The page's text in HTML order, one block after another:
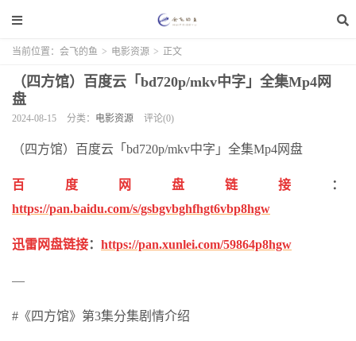
当前位置： 会飞的鱼 > 电影资源 > 正文
（四方馆）百度云「bd720p/mkv中字」全集Mp4网
盘
2024-08-15 分类： 电影资源 评论(0)
（四方馆）百度云「bd720p/mkv中字」全集Mp4网盘
百度网盘链接
：
https://pan.baidu.com/s/gsbgvbghfhgt6vbp8hgw
迅雷网盘链接： https://pan.xunlei.com/59864p8hgw
—
#《四方馆》第3集分集剧情介绍